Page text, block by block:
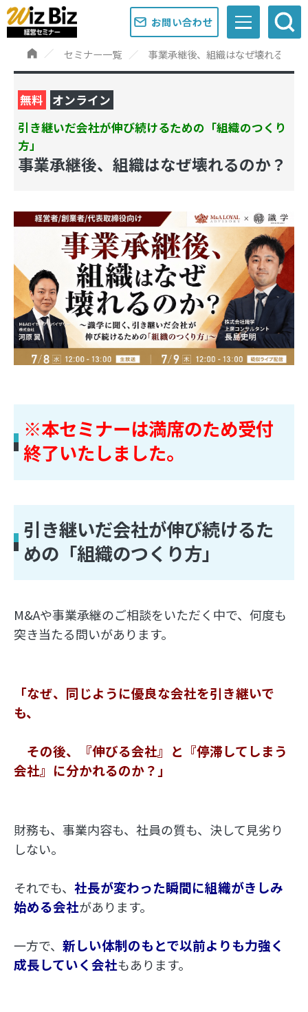
お問い合わせ
セミナー一覧 事業承継後、組織はなぜ壊れるのか
無料
オンライン
引き継いだ会社が伸び続けるための「組織のつくり
方」
事業承継後、組織はなぜ壊れるのか？
※本セミナーは満席のため受付
終了いたしました。
引き継いだ会社が伸び続けるた
めの「組織のつくり方」
M&Aや事業承継のご相談をいただく中で、何度も
突き当たる問いがあります。
「なぜ、同じように優良な会社を引き継いで
も、
その後、『伸びる会社』と『停滞してしまう
会社』に分かれるのか？」
財務も、事業内容も、社員の質も、決して見劣り
しない。
それでも、 社長が変わった瞬間に組織がきしみ
始める会社があります。
一方で、 新しい体制のもとで以前よりも力強く
成長していく会社もあります。